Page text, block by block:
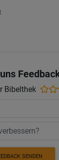
Bibelthek
SENDEN